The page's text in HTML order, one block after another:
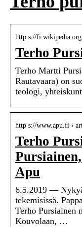
http s://fi.wikipedia.org
Terho
Terho Martti
Rautavaara) on
teologi,
http s://www.apu.fi ›
Terho
Apu
6.5.2019 —
tekemisissä.
Terho Pursiainen
Kouvolaan, …